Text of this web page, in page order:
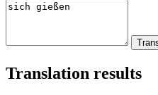
Translation results